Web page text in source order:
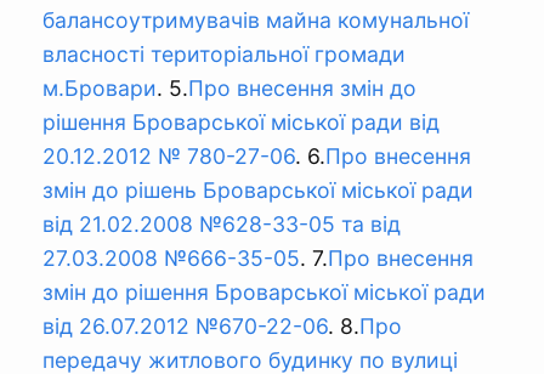
балансоутримувачів майна комунальної
власності територіальної громади
м.Бровари. 5.Про внесення змін до
рішення Броварської міської ради від
20.12.2012 № 780-27-06. 6.Про внесення
змін до рішень Броварської міської ради
від 21.02.2008 №628-33-05 та від
27.03.2008 №666-35-05. 7.Про внесення
змін до рішення Броварської міської ради
від 26.07.2012 №670-22-06. 8.Про
передачу житлового будинку по вулиці